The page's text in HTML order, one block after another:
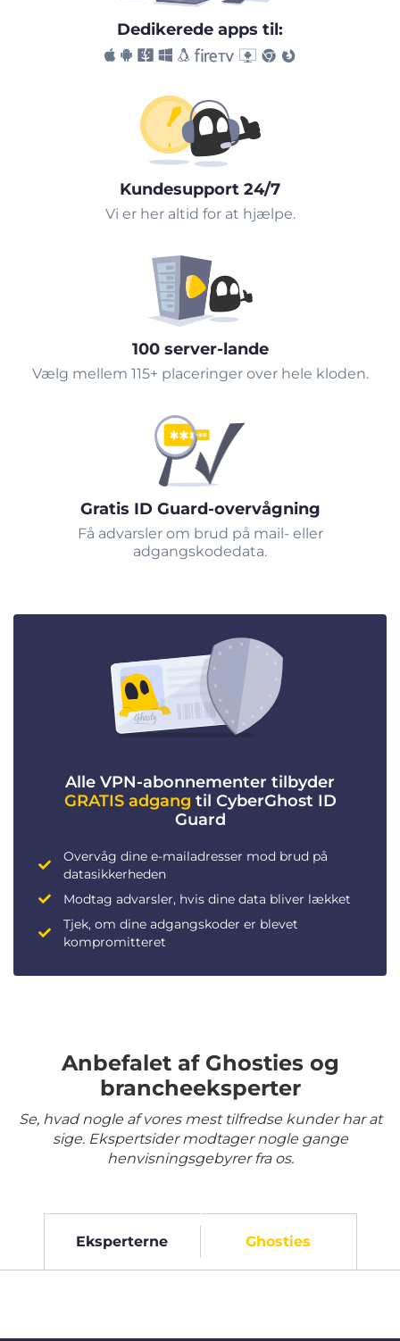
Dedikerede apps til:
Kundesupport 24/7
Vi er her altid for at hjælpe.
100 server-lande
Vælg mellem 115+ placeringer over hele kloden.
Gratis ID Guard-overvågning
Få advarsler om brud på mail- eller
adgangskodedata.
Alle VPN-abonnementer tilbyder
GRATIS adgang til CyberGhost ID
Guard
Overvåg dine e-mailadresser mod brud på
datasikkerheden
Modtag advarsler, hvis dine data bliver lækket
Tjek, om dine adgangskoder er blevet
kompromitteret
Anbefalet af Ghosties og
brancheeksperter
Se, hvad nogle af vores mest tilfredse kunder har at
sige. Ekspertsider modtager nogle gange
henvisningsgebyrer fra os.
Eksperterne Ghosties